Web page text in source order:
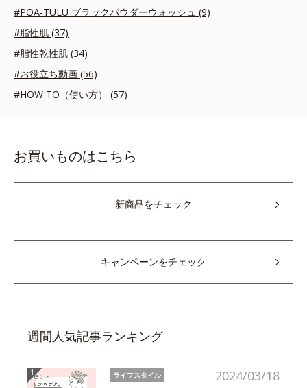
#POA-TULU ブラックパウダーウォッシュ (9)
#脂性肌 (37)
#脂性乾性肌 (34)
#お役立ち動画 (56)
#HOW TO（使い方） (57)
お買いものはこちら
新商品をチェック
キャンペーンをチェック
週間人気記事ランキング
2024/03/18
ライフスタイル